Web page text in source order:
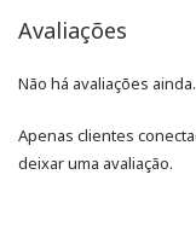
Avaliações
Não há avaliações ainda.
Apenas clientes
deixar uma avaliação.